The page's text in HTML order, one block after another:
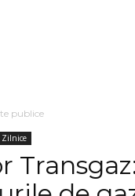
publice
Zilnice
Transgaz: